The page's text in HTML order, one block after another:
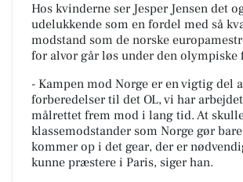
Hos kvinderne ser Jesper Jensen det
udelukkende som en fordel med så
modstand som de norske
for alvor går løs under den olympiske
- Kampen mod Norge er en vigtig del
forberedelser til det OL, vi har
målrettet frem mod i lang tid. At
klassemodstander som Norge gør
kommer op i det gear, der er
kunne præstere i Paris, siger han.